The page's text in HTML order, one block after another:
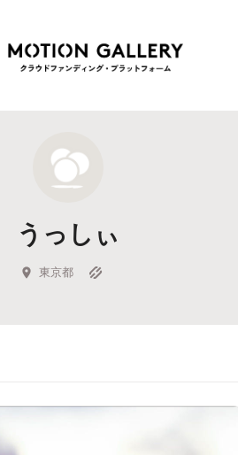
新着プロジェクト
Feature
キュレーターから探す
うっしぃ
東京都